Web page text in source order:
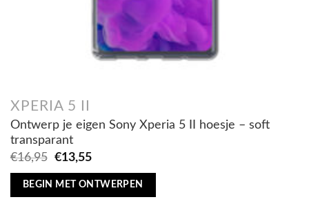
XPERIA 5 II
Ontwerp je eigen Sony Xperia 5 II hoesje – soft
transparant
€16,95
Oorspronkelijke
was:
€13,55Huidige
is:
BEGIN MET ONTWERPEN